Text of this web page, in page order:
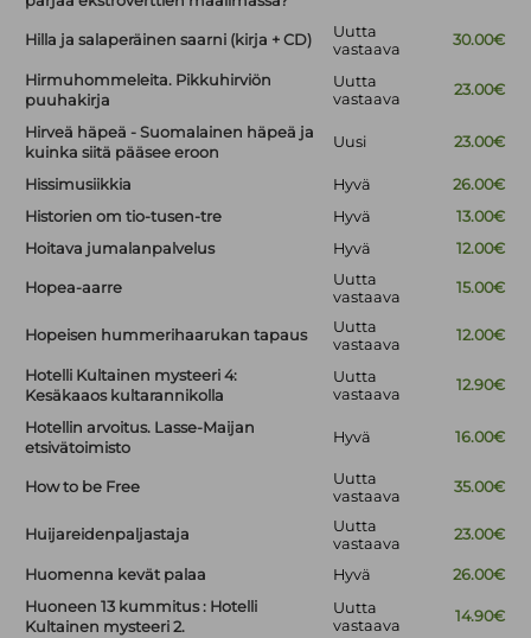
Hilla ja salaperäinen saarni (kirja + CD)
Uutta
vastaava
30.00€
Hirmuhommeleita. Pikkuhirviön
puuhakirja
Uutta
vastaava
23.00€
Hirveä häpeä - Suomalainen häpeä ja
kuinka siitä pääsee eroon
Uusi 23.00€
Hissimusiikkia Hyvä
26.00€
Historien om tio-tusen-tre
Hyvä
13.00€
Hoitava jumalanpalvelus
Hyvä 12.00€
Hopea-aarre
Uutta
vastaava
15.00€
Hopeisen hummerihaarukan tapaus
Uutta
vastaava
12.00€
Hotelli Kultainen mysteeri 4:
Kesäkaaos kultarannikolla
Uutta
vastaava
12.90€
Hotellin arvoitus. Lasse-Maijan
etsivätoimisto
Hyvä 16.00€
How to be Free
Uutta
vastaava
35.00€
Huijareidenpaljastaja
Uutta
vastaava
23.00€
Huomenna kevät palaa Hyvä
26.00€
Huoneen 13 kummitus : Hotelli
Kultainen mysteeri 2.
Uutta
vastaava
14.90€